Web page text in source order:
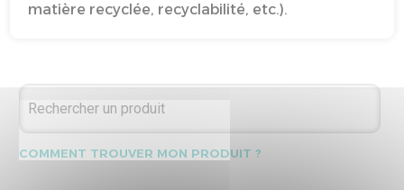
matière recyclée, recyclabilité, etc.).
COMMENT TROUVER MON PRODUIT ?